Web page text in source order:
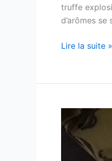
truffe
d’arômes
Sancerre
–
PINARD
–
2007
Lire la suite »